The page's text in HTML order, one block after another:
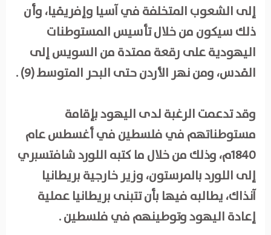
إلى الشعوب المتخلفة في آسيا وإفريقيا، وأن
ذلك سيكون من خلال تأسيس المستوطنات
اليهودية على رقعة ممتدة من السويس إلى
القدس، ومن نهر الأردن حتى البحر المتوسط (9) .
وقد تدعمت الرغبة لدى اليهود بإقامة
مستوطناتهم في فلسطين في أغسطس عام
1840م، وذلك من خلال ما كتبه اللورد شافتسبري
إلى اللورد بالمرستون، وزير خارجية بريطانيا
آنذاك، يطالبه فيها بأن تتبنى بريطانيا عملية
إعادة اليهود وتوطينهم في فلسطين .